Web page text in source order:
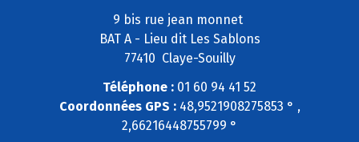
9 bis rue jean monnet
BAT A - Lieu dit Les Sablons
77410 Claye-Souilly
Téléphone : 01 60 94 41 52
Coordonnées GPS :48,9521908275853 ° ,
2,66216448755799 °